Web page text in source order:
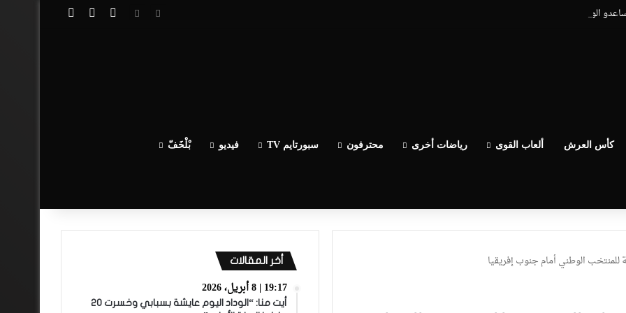
الوداد عيط ليهم قاضي التحقيق.. دابا حتى شي واحد ما بقا باغي يعاون” تسجيل الدخول
مقال عشوائي
كأس العرش ألعاب القوى رياضات أخرى محترفون سبورتايم TV فيديو بْلْخَفّ
أخر المقالات
19:17 | 8 أبريل، 2026
أيت منا: “الوداد اليوم عايشة بسبابي وخسرت 20